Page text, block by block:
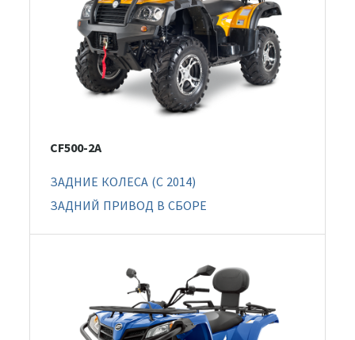
CF500-2A
ЗАДНИЕ КОЛЕСА (C 2014)
ЗАДНИЙ ПРИВОД В СБОРЕ